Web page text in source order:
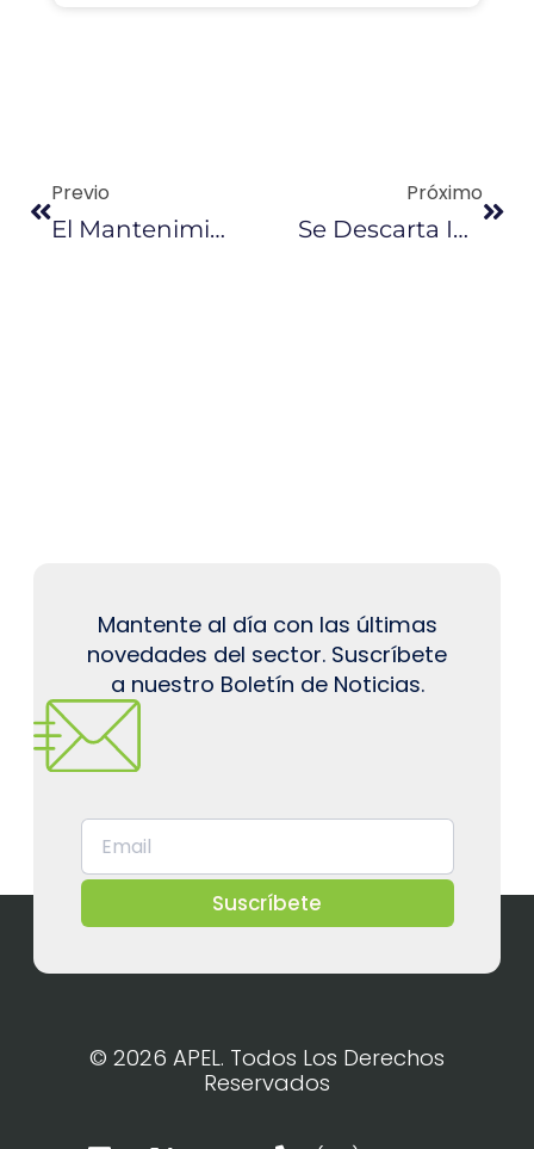
Previo
El Mantenimiento De La Refinería Durará 15 Días
Próximo
Se Descarta Incremento Del IVA, Dice Ministro Pablo Campana
Mantente al día con las últimas
novedades del sector. Suscríbete
a nuestro Boletín de Noticias.
Suscríbete
© 2026 APEL. Todos Los Derechos
Reservados